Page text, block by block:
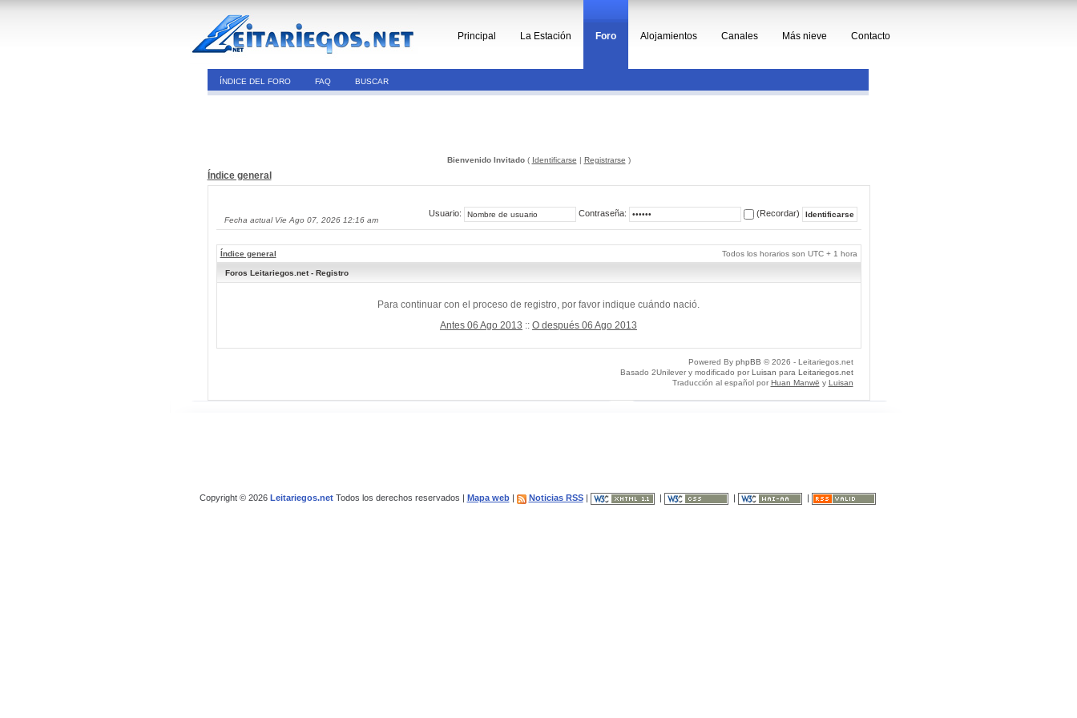
Principal La Estación Foro Alojamientos Canales Más nieve Contacto
ÍNDICE DEL FORO FAQ BUSCAR
Bienvenido Invitado( Identificarse | Registrarse )
Índice general
Fecha actual Vie Ago 07, 2026 12:16 am
Usuario: Contraseña: (Recordar)
Índice general Todos los horarios son UTC + 1 hora
Foros Leitariegos.net - Registro
Para continuar con el proceso de registro, por favor indique cuándo nació.
Antes 06 Ago 2013 :: O después 06 Ago 2013
Powered By phpBB © 2026 - Leitariegos.net
Basado 2Unilever y modificado por Luisan para Leitariegos.net
Traducción al español por Huan Manwë y Luisan
Copyright © 2026 Leitariegos.netTodos los derechos reservados | Mapa web| Noticias RSS|